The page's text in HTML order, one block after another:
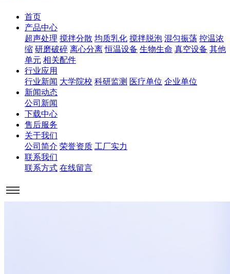
首页
产品中心
超声处理 搅拌分散 均质乳化 搅拌脱泡 混匀振荡 控温浓
缩 研磨破碎 离心分离 恒温设备 生物生命 真空设备 其他
单元 相关配件
行业应用
行业新闻 大学院校 科研监测 医疗单位 企业单位
新闻动态
公司新闻
下载中心
售后服务
关于我们
公司简介 荣誉资质 工厂实力
联系我们
联系方式 在线留言